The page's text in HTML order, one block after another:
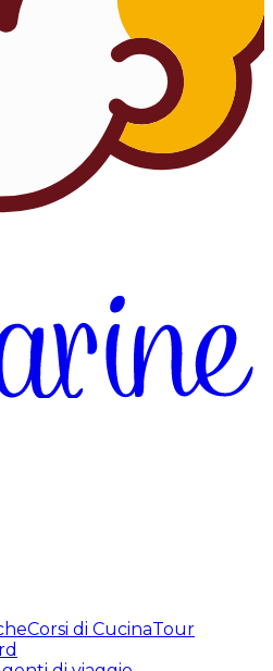
Corsi di CucinaTour